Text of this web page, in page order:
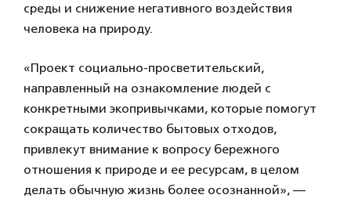
среды и снижение негативного воздействия
человека на природу.
«Проект социально-просветительский,
направленный на ознакомление людей с
конкретными экопривычками, которые помогут
сокращать количество бытовых отходов,
привлекут внимание к вопросу бережного
отношения к природе и ее ресурсам, в целом
делать обычную жизнь более осознанной», —